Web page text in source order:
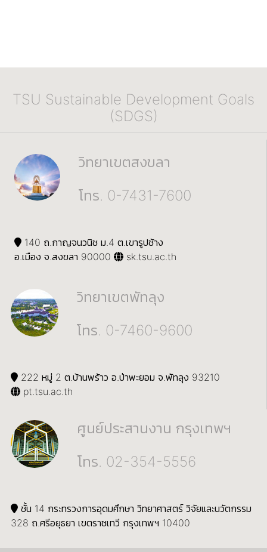
TSU Sustainable Development Goals
(SDGS)
วิทยาเขตสงขลา
โทร. 0-7431-7600
140 ถ.กาญจนวนิช ม.4 ต.เขารูปช้าง
อ.เมือง จ.สงขลา 90000
sk.tsu.ac.th
วิทยาเขตพัทลุง
โทร. 0-7460-9600
222 หมู่ 2 ต.บ้านพร้าว อ.ป่าพะยอม จ.พัทลุง 93210
pt.tsu.ac.th
ศูนย์ประสานงาน กรุงเทพฯ
โทร. 02-354-5556
ชั้น 14 กระทรวงการอุดมศึกษา วิทยาศาสตร์ วิจัยและนวัตกรรม
328 ถ.ศรีอยุธยา เขตราชเทวี กรุงเทพฯ 10400